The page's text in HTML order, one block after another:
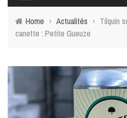
Home › Actualités › Tilquin
canette : Petite Gueuze